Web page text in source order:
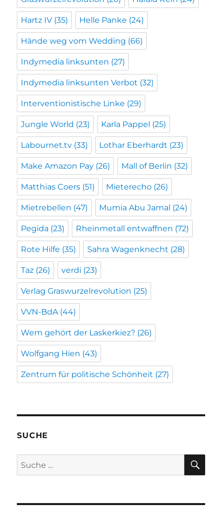
Hartz IV (35) Helle Panke (24)
Hände weg vom Wedding (66)
Indymedia linksunten (27)
Indymedia linksunten Verbot (32)
Interventionistische Linke (29)
Jungle World (23) Karla Pappel (25)
Labournet.tv (33) Lothar Eberhardt (23)
Make Amazon Pay (26) Mall of Berlin (32)
Matthias Coers (51) Mieterecho (26)
Mietrebellen (47) Mumia Abu Jamal (24)
Pegida (23) Rheinmetall entwaffnen (72)
Rote Hilfe (35) Sahra Wagenknecht (28)
Taz (26) verdi (23)
Verlag Graswurzelrevolution (25)
VVN-BdA (44)
Wem gehört der Laskerkiez? (26)
Wolfgang Hien (43)
Zentrum für politische Schönheit (27)
SUCHE
Suche
nach: